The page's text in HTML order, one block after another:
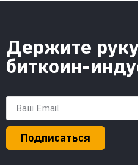
Держите
биткоин-
Подписаться